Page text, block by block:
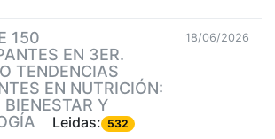
150
EN 3ER.
TENDENCIAS
EN NUTRICIÓN:
BIENESTAR Y
Leidas: 532
18/06/2026